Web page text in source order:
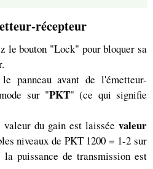
récepteur
le bouton "Lock" pour bloquer sa
panneau avant de l'émetteur-
sur "PKT" (ce qui signifie
du gain est laissée valeur
niveaux de PKT 1200 = 1-2 sur
puissance de transmission est